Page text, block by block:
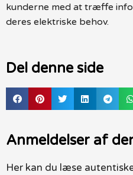
kunderne med at træffe
deres elektriske behov.
Del denne side
Anmeldelser af
Her kan du læse